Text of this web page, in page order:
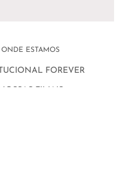
ONDE ESTAMOS
FOREVER